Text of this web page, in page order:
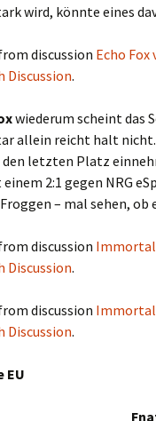
wird, könnte eines
discussion Echo Fox
Discussion.
wiederum scheint das
allein reicht halt
den letzten Platz
2:1 gegen NRG
– mal sehen, ob
discussion
Discussion.
discussion
Discussion.
EU